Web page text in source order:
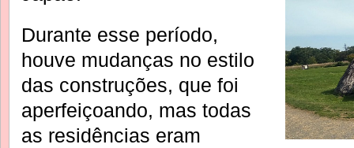
Durante esse período,
houve mudanças no estilo
das construções, que foi
aperfeiçoando, mas todas
as residências eram